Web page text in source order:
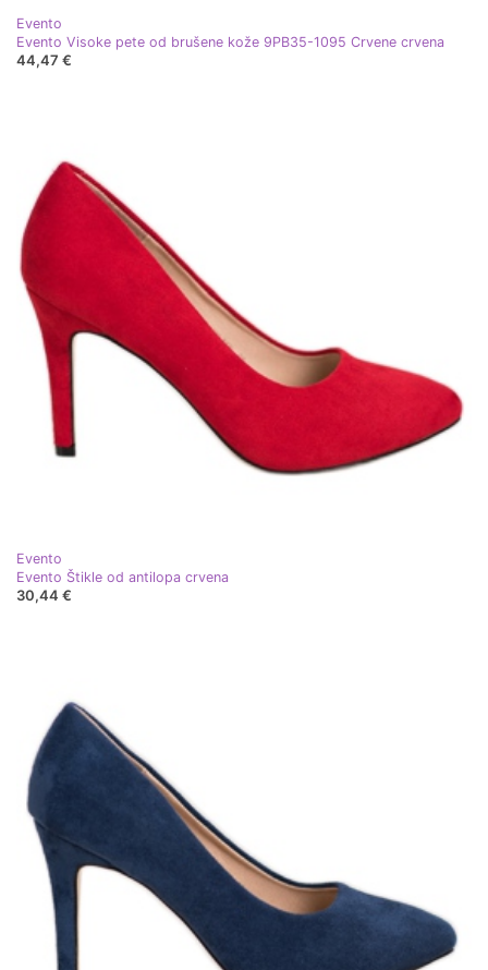
Evento
Evento Visoke pete od brušene kože 9PB35-1095 Crvene crvena
44,47 €
Evento
Evento Štikle od antilopa crvena
30,44 €